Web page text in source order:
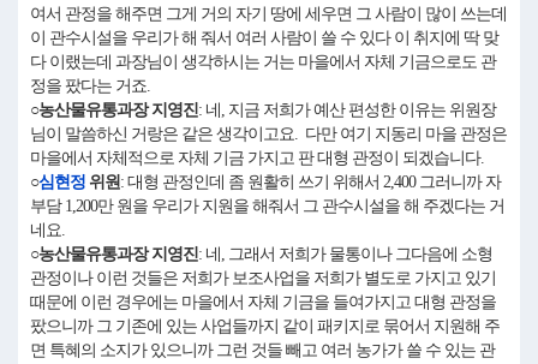
여서 관정을 해주면 그게 거의 자기 땅에 세우면 그 사람이 많이 쓰는데
이 관수시설을 우리가 해 줘서 여러 사람이 쓸 수 있다 이 취지에 딱 맞
다 이랬는데 과장님이 생각하시는 거는 마을에서 자체 기금으로도 관
정을 팠다는 거죠.
○농산물유통과장 지영진: 네, 지금 저희가 예산 편성한 이유는 위원장
님이 말씀하신 거랑은 같은 생각이고요. 다만 여기 지동리 마을 관정은
마을에서 자체적으로 자체 기금 가지고 판 대형 관정이 되겠습니다.
○심현정 위원: 대형 관정인데 좀 원활히 쓰기 위해서 2,400 그러니까 자
부담 1,200만 원을 우리가 지원을 해줘서 그 관수시설을 해 주겠다는 거
네요.
○농산물유통과장 지영진: 네, 그래서 저희가 물통이나 그다음에 소형
관정이나 이런 것들은 저희가 보조사업을 저희가 별도로 가지고 있기
때문에 이런 경우에는 마을에서 자체 기금을 들여가지고 대형 관정을
팠으니까 그 기존에 있는 사업들까지 같이 패키지로 묶어서 지원해 주
면 특혜의 소지가 있으니까 그런 것들 빼고 여러 농가가 쓸 수 있는 관